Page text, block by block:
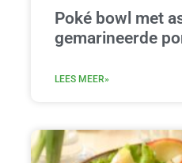
Poké bowl met
gemarineerde
LEES MEER»